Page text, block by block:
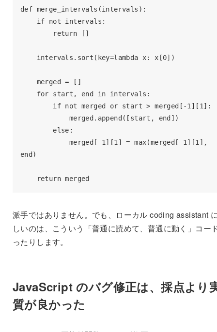
def merge_intervals(intervals):
end)
    return merged
派手ではありません。でも、ローカル coding assistant
しいのは、こういう「普通に読めて、普通に動く」コー
ったりします。
JavaScript のバグ修正は、採点より
質が良かった